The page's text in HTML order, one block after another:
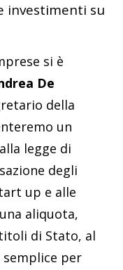
investimenti su
si è
De
della
un
legge di
degli
up e alle
aliquota,
di Stato, al
semplice per